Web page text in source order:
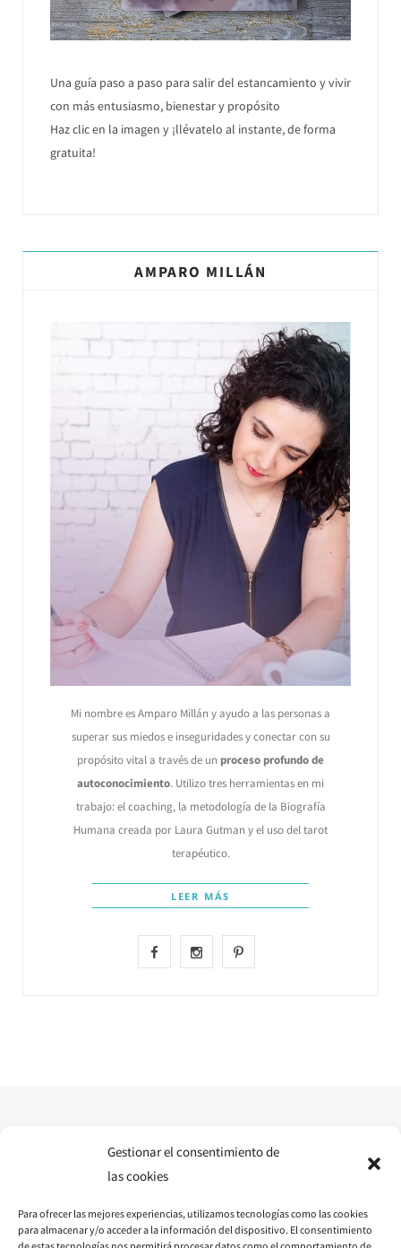
Gestionar el consentimiento de
las cookies
Para ofrecer las mejores experiencias, utilizamos tecnologías como las cookies
para almacenar y/o acceder a la información del dispositivo. El consentimiento
Una guía paso a paso para salir del estancamiento y vivir
con más entusiasmo, bienestar y propósito
Haz clic en la imagen y ¡llévatelo al instante, de forma
gratuita!
AMPARO MILLÁN
Mi nombre es Amparo Millán y ayudo a las personas a
superar sus miedos e inseguridades y conectar con su
propósito vital a través de un proceso profundo de
autoconocimiento. Utilizo tres herramientas en mi
trabajo: el coaching, la metodología de la Biografía
Humana creada por Laura Gutman y el uso del tarot
terapéutico.
LEER MÁS
F
o
k
I
r
m
P
e
t